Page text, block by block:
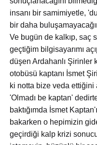
insanı bir samimiyetle,
bir daha
Ve bugün de kalkıp, saç
geçtiğim bilgisayarımı
düşen Ardahanlı Şirinler
otobüsü kaptanı İsmet
ki notta bize veda ettiğini
'Olmadı be kaptan'
baktığımda İsmet
bakarken o hepimizin
geçirdiği kalp krizi